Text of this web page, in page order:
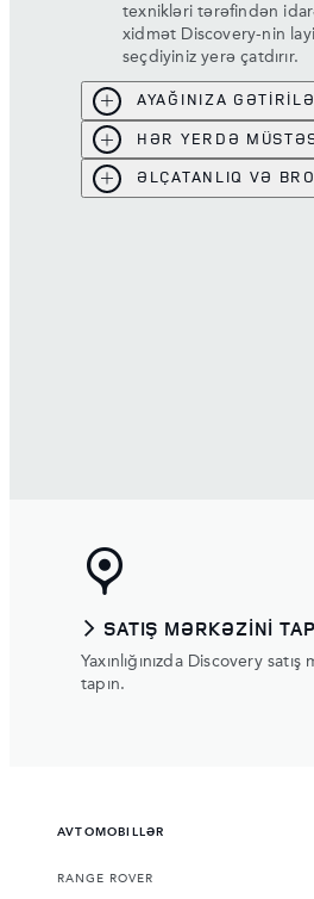
texnikləri tərəfindən
xidmət Discovery-nin
seçdiyiniz yerə çatdırır.
AYAĞINIZA
HƏR YERDƏ
ƏLÇATANLIQ VƏ
SATIŞ MƏRKƏZINI
Yaxınlığınızda Discovery satış
tapın.
AVTOMOBILLƏR
RANGE ROVER